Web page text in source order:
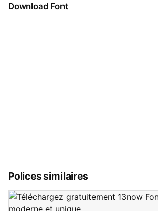
Download Font
Polices similaires